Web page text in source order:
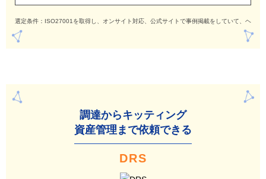
選定条件：ISO27001を取得し、オンサイト対応、公式サイトで事例掲載をしていて、ヘルプ
調達からキッティング
資産管理まで依頼できる
DRS